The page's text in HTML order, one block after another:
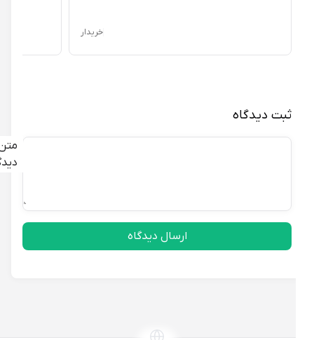
ثبت دیدگاه
متن
دیدگاه
ارسال دیدگاه
خریدار